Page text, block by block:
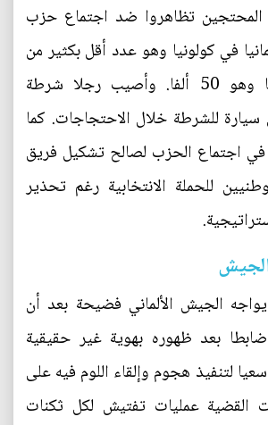
من المحتجين تظاهروا ضد اجتماع حزب
في كولونيا وهو عدد أقل بكثير من
الذي كان متوقعا وهو 50 ألفا. وأصيب رجلا شرطة
للشرطة خلال الاحتجاجات. كما
اجتماع الحزب لصالح تشكيل فريق
للحملة الانتخابية رغم تحذير
الجيش الألماني فضيحة بعد أن
بعد ظهوره بهوية غير حقيقية
لتنفيذ هجوم وإلقاء اللوم فيه على
القضية عمليات تفتيش لكل ثكنات